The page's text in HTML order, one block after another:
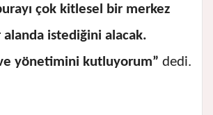
çok kitlesel bir merkez
alanda istediğini alacak.
ve yönetimini kutluyorum” dedi.